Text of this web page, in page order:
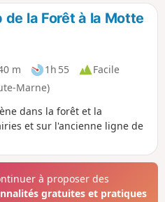
de la Forêt à la Motte
m 1h 55
Facile
Marne)
dans la forêt et la
et sur l'ancienne ligne de
à proposer des
gratuites et pratiques